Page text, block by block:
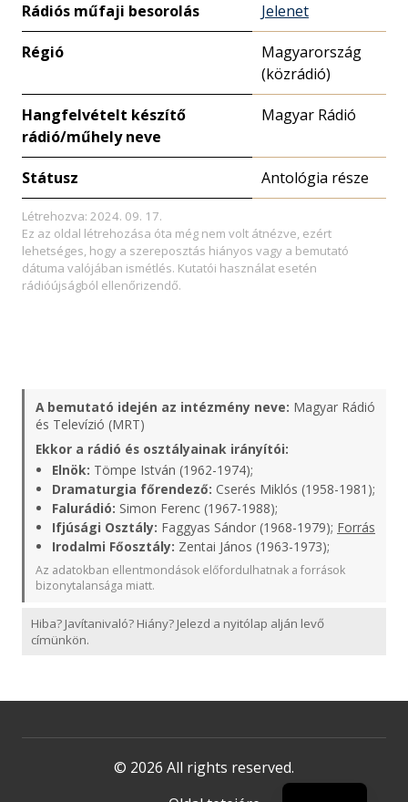
Rádiós műfaji besorolás Jelenet
Régió
Magyarország
(közrádió)
Hangfelvételt készítő
rádió/műhely neve
Magyar Rádió
Státusz Antológia része
Létrehozva: 2024. 09. 17.
Ez az oldal létrehozása óta még nem volt átnézve, ezért
lehetséges, hogy a szereposztás hiányos vagy a bemutató
dátuma valójában ismétlés. Kutatói használat esetén
rádióújságból ellenőrizendő.
A bemutató idején az intézmény neve: Magyar Rádió
és Televízió (MRT)
Ekkor a rádió és osztályainak irányítói:
Elnök: Tömpe István (1962-1974);
Dramaturgia főrendező: Cserés Miklós (1958-1981);
Falurádió: Simon Ferenc (1967-1988);
Ifjúsági Osztály: Faggyas Sándor (1968-1979); Forrás
Irodalmi Főosztály: Zentai János (1963-1973);
Az adatokban ellentmondások előfordulhatnak a források
bizonytalansága miatt.
Hiba? Javítanivaló? Hiány? Jelezd a nyitólap alján levő
címünkön.
© 2026 All rights reserved.